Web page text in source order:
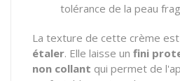
tolérance de la peau
La texture de cette crème est
étaler. Elle laisse un fini
non collant qui permet de